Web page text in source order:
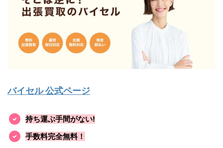
バイセル 公式ページ
持ち運ぶ手間がない!
手数料完全無料！